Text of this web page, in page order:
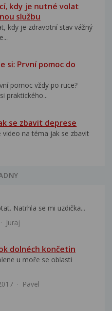
kdy je nutné volat
službu
kdy je zdravotní stav vážný
si: První pomoc do
pomoc vždy po ruce?
praktického...
se zbavit deprese
video na téma jak se zbavit
Natrhla se mi uzdička...
Juraj
dolnéch končetin
u moře se oblasti
Pavel